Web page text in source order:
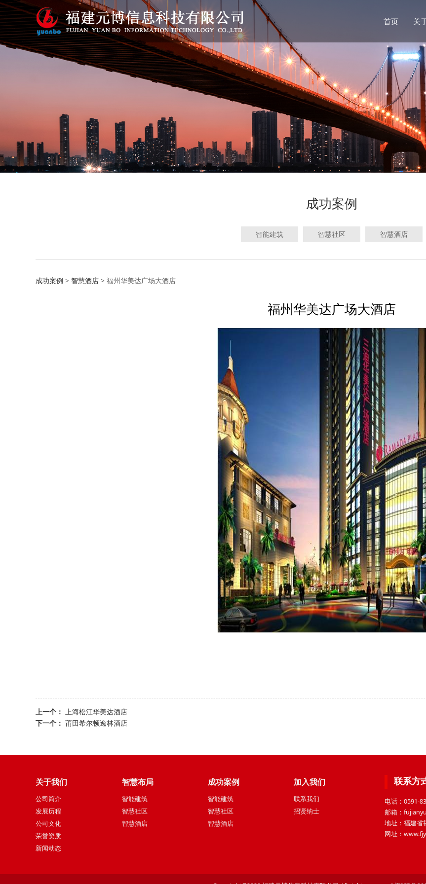
首页 关
成功案例
智能建筑 智慧社区 智慧酒店
福州华美达广场大酒店
成功案例 > 智慧酒店 > 福州华美达广场大酒店
福州华美达广场大酒店
上一个： 上海松江华美达酒店
下一个： 莆田希尔顿逸林酒店
关于我们
公司简介
发展历程
公司文化
荣誉资质
新闻动态
智慧布局
智能建筑
智慧社区
智慧酒店
成功案例
智能建筑
智慧社区
智慧酒店
加入我们
联系我们
招贤纳士
联系方
电话：0591-
邮箱：
地址：福建省
网址：